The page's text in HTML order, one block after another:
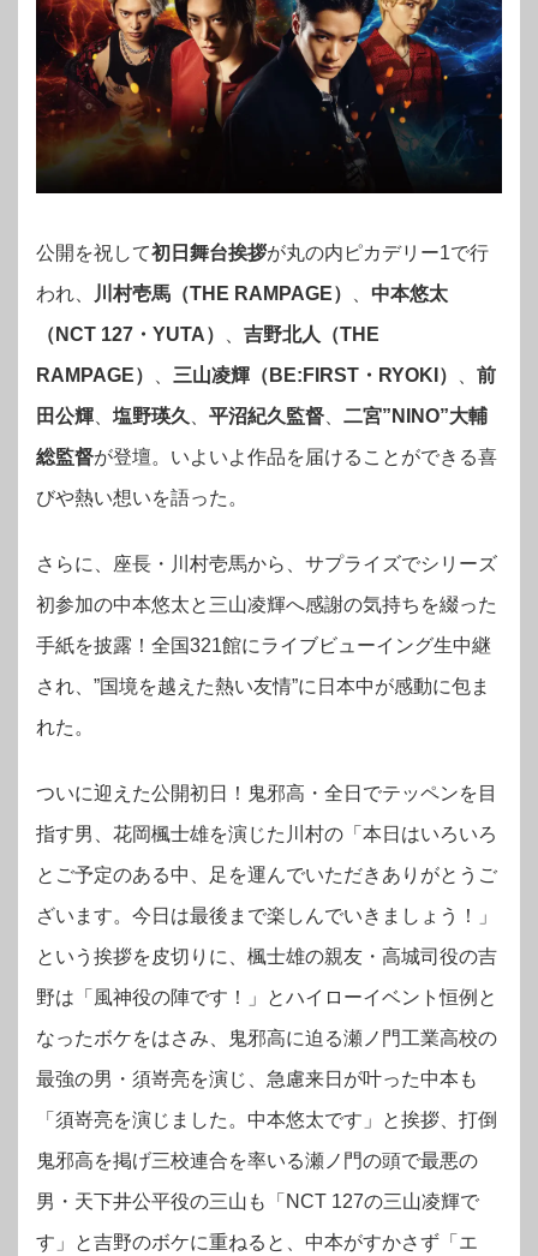
公開を祝して初日舞台挨拶が丸の内ピカデリー1で行
われ、
川村壱馬（THE RAMPAGE）
中本悠太
（NCT 127・YUTA）
吉野北人（THE
RAMPAGE）
三山凌輝（BE:FIRST・RYOKI）
前
田公輝
塩野瑛久 平沼紀久監督
二宮”NINO”大輔
総監督が登壇。いよいよ作品を届けることができる喜
びや熱い想いを語った。
さらに、座長・川村壱馬から、サプライズでシリーズ
初参加の中本悠太と三山凌輝へ感謝の気持ちを綴った
手紙を披露！全国321館にライブビューイング生中継
され、”国境を越えた熱い友情”に日本中が感動に包ま
れた。
ついに迎えた公開初日！鬼邪高・全日でテッペンを目
指す男、花岡楓士雄を演じた川村の「本日はいろいろ
とご予定のある中、足を運んでいただきありがとうご
ざいます。今日は最後まで楽しんでいきましょう！」
という挨拶を皮切りに、楓士雄の親友・高城司役の吉
野は「風神役の陣です！」とハイローイベント恒例と
なったボケをはさみ、鬼邪高に迫る瀬ノ門工業高校の
最強の男・須嵜亮を演じ、急慮来日が叶った中本も
「須嵜亮を演じました。中本悠太です」と挨拶、打倒
鬼邪高を掲げ三校連合を率いる瀬ノ門の頭で最悪の
男・天下井公平役の三山も「NCT 127の三山凌輝で
す」と吉野のボケに重ねると、中本がすかさず「エ